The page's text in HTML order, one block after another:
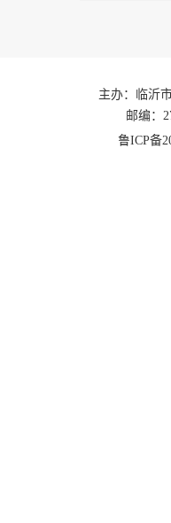
主办：临沂
邮编：
鲁ICP备